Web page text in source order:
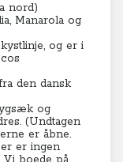
nord)
Manarola og
og er i
den dansk
og
(Undtagen
er åbne.
er ingen